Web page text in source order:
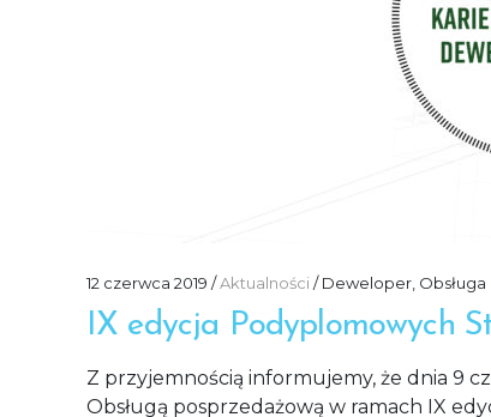
12 czerwca 2019 Aktualności Deweloper
IX edycja Podyplomowych
Z przyjemnością informujemy, że dnia 9
Obsługą posprzedażową w ramach IX